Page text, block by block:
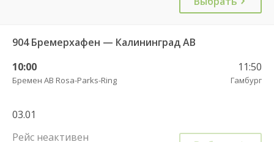
904 Бремерхафен — Калининград АВ
10:00
Бремен АВ Rosa-Parks-Ring
11:50
Гамбург
03.01
Рейс неактивен